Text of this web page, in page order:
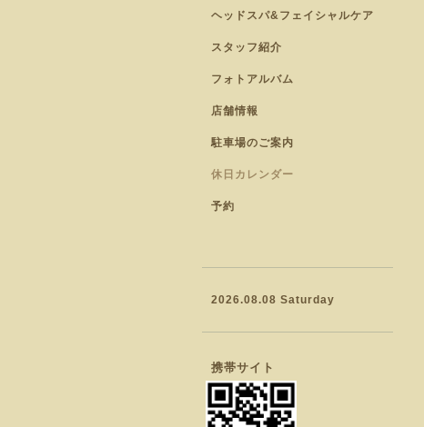
ヘッドスパ&フェイシャルケア
スタッフ紹介
フォトアルバム
店舗情報
駐車場のご案内
休日カレンダー
予約
2026.08.08 Saturday
携帯サイト